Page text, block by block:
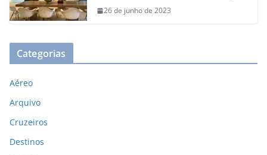
26 de junho de 2023
Categorias
Aéreo
Arquivo
Cruzeiros
Destinos